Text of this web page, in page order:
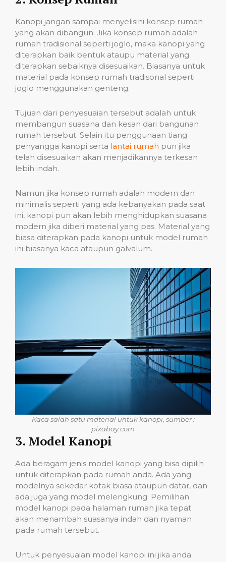
Kanopi jangan sampai menyelisihi konsep rumah
yang akan dibangun. Jika konsep rumah adalah
rumah tradisional seperti joglo, maka kanopi yang
diterapkan baik bentuk ataupu material yang
diterapkan sebaiknya disesuaikan. Biasanya untuk
material pada konsep rumah tradisonal seperti
joglo menggunakan genteng.
Tujuan dari penyesuaian tersebut adalah untuk
membangun suasana dan kesan dari bangunan
rumah tersebut. Selain itu penggunaan tiang
penyangga kanopi serta lantai rumah pun jika
telah disesuaikan akan menjadikannya terkesan
lebih indah.
Namun jika konsep rumah adalah modern dan
minimalis seperti yang ada kebanyakan pada saat
ini, kanopi pun akan lebih menghidupkan suasana
modern jika diberi material yang pas. Material yang
biasa diterapkan pada kanopi untuk model rumah
ini biasanya kaca ataupun galvalum.
Kaca salah satu material untuk kanopi, sumber :
pixabay.com
3. Model Kanopi
Ada beragam jenis model kanopi yang bisa dipilih
untuk diterapkan pada rumah anda. Ada yang
modelnya sekedar kotak biasa ataupun datar, dan
ada juga yang model melengkung. Pemilihan
model kanopi pada halaman rumah jika tepat
akan menambah suasanya indah dan nyaman
pada rumah tersebut.
Untuk penyesuaian model kanopi ini jika anda